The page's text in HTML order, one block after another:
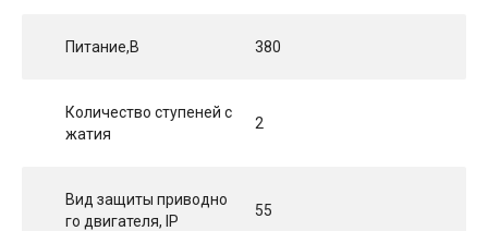
Питание,В 380
Количество ступеней с
жатия
2
Вид защиты приводно
го двигателя, IP
55